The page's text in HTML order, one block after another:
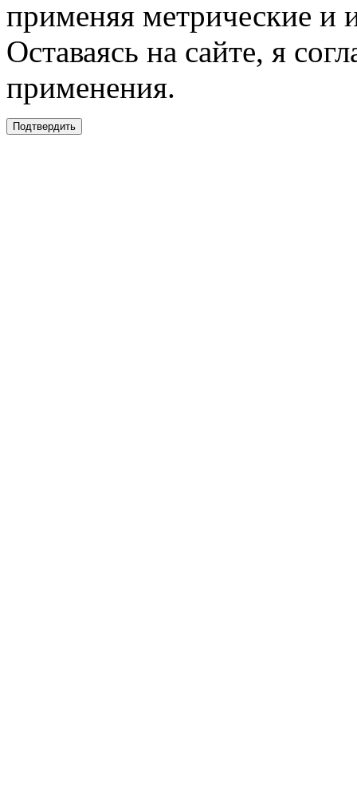
применяя метрические и
Оставаясь на сайте, я
применения.
Подтвердить